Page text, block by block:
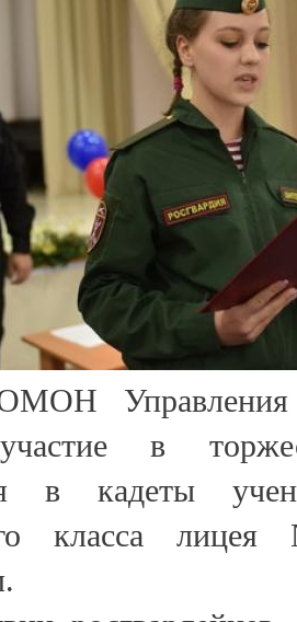
в
в кадеты
класса